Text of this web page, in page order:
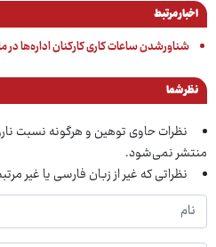
اخبار مرتبط
شناورشدن ساعات کاری کارکنان اداره‌ها در
نظر شما
نظرات حاوی توهین و هرگونه نسبت
منتشر نمی‌شود.
نظراتی که غیر از زبان فارسی یا غیر